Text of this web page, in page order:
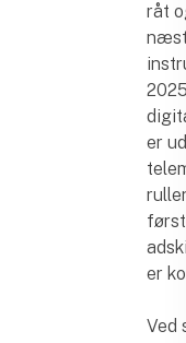
råt
er
er
Ved